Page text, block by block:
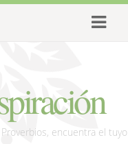
encuentra el tuyo